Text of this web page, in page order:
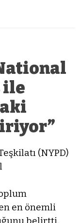
ile
(NYPD)
en önemli